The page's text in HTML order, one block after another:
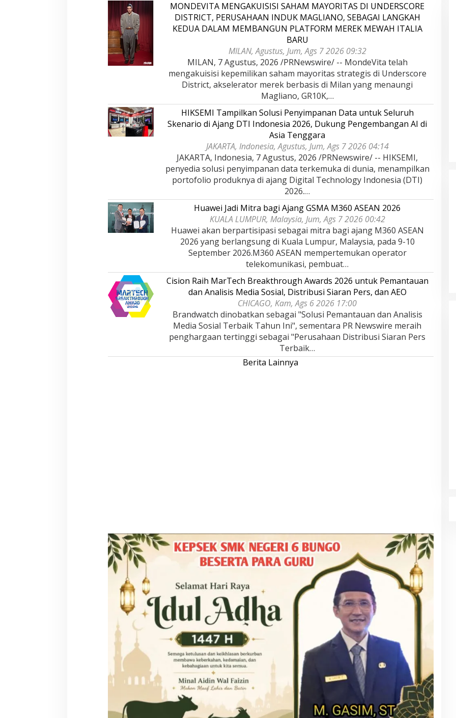
MONDEVITA MENGAKUISISI SAHAM MAYORITAS DI UNDERSCORE
DISTRICT, PERUSAHAAN INDUK MAGLIANO, SEBAGAI LANGKAH
KEDUA DALAM MEMBANGUN PLATFORM MEREK MEWAH ITALIA
BARU
MILAN, Agustus, Jum, Ags 7 2026 09:32
MILAN, 7 Agustus, 2026 /PRNewswire/ -- MondeVita telah
mengakuisisi kepemilikan saham mayoritas strategis di Underscore
District, akselerator merek berbasis di Milan yang menaungi
Magliano, GR10K,…
HIKSEMI Tampilkan Solusi Penyimpanan Data untuk Seluruh
Skenario di Ajang DTI Indonesia 2026, Dukung Pengembangan AI di
Asia Tenggara
JAKARTA, Indonesia, Agustus, Jum, Ags 7 2026 04:14
JAKARTA, Indonesia, 7 Agustus, 2026 /PRNewswire/ -- HIKSEMI,
penyedia solusi penyimpanan data terkemuka di dunia, menampilkan
portofolio produknya di ajang Digital Technology Indonesia (DTI)
2026.…
Huawei Jadi Mitra bagi Ajang GSMA M360 ASEAN 2026
KUALA LUMPUR, Malaysia, Jum, Ags 7 2026 00:42
Huawei akan berpartisipasi sebagai mitra bagi ajang M360 ASEAN
2026 yang berlangsung di Kuala Lumpur, Malaysia, pada 9-10
September 2026.M360 ASEAN mempertemukan operator
telekomunikasi, pembuat…
Cision Raih MarTech Breakthrough Awards 2026 untuk Pemantauan
dan Analisis Media Sosial, Distribusi Siaran Pers, dan AEO
CHICAGO, Kam, Ags 6 2026 17:00
Brandwatch dinobatkan sebagai "Solusi Pemantauan dan Analisis
Media Sosial Terbaik Tahun Ini", sementara PR Newswire meraih
penghargaan tertinggi sebagai "Perusahaan Distribusi Siaran Pers
Terbaik…
Berita Lainnya